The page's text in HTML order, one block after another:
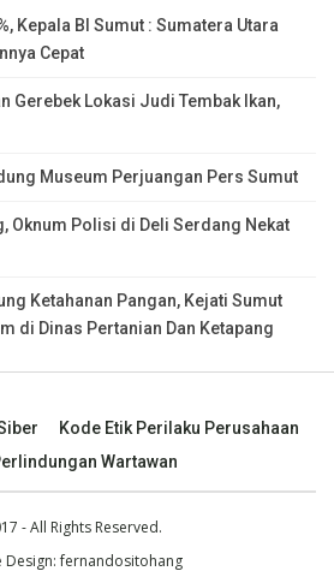
Kepala BI Sumut : Sumatera Utara
Cepat
Gerebek Lokasi Judi Tembak Ikan,
Museum Perjuangan Pers Sumut
Oknum Polisi di Deli Serdang Nekat
Ketahanan Pangan, Kejati Sumut
di Dinas Pertanian Dan Ketapang
Kode Etik Perilaku Perusahaan
Wartawan
- All Rights Reserved.
Design:fernandositohang